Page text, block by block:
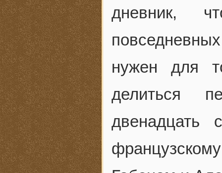
дневник,
нужен для
делиться
двенадцать